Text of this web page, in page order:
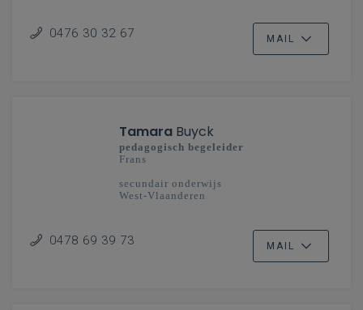
0476 30 32 67 MAIL
Tamara Buyck
pedagogisch begeleider
Frans
secundair onderwijs
West-Vlaanderen
0478 69 39 73 MAIL